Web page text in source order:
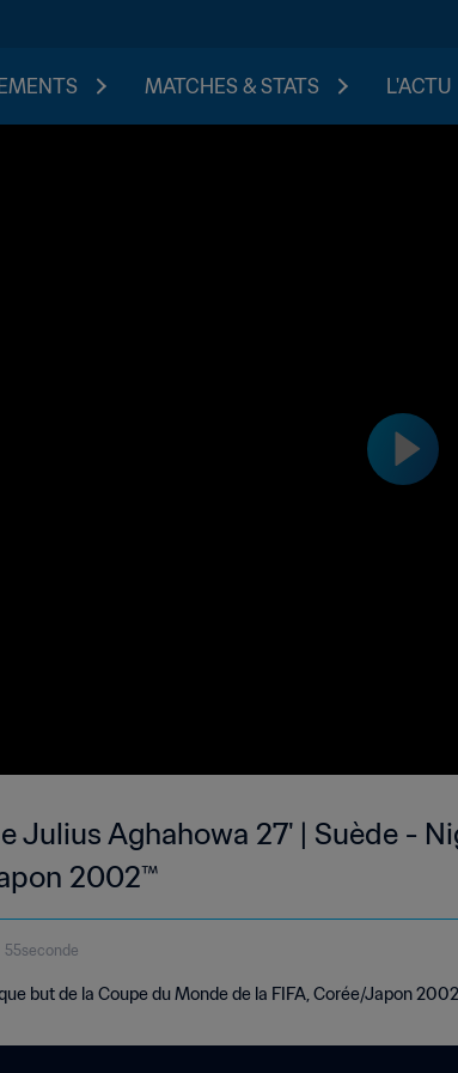
MATCHES & STATS L'ACTU
Julius Aghahowa 27' | Suède -
2002™
55seconde
but de la Coupe du Monde de la FIFA, Corée/Japon